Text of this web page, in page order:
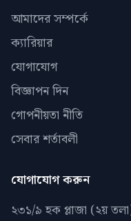
আমাদের সম্পর্কে
ক্যারিয়ার
যোগাযোগ
বিজ্ঞাপন দিন
গোপনীয়তা নীতি
সেবার শর্তাবলী
যোগাযোগ করুন
২৩১/৯ হক প্লাজা (২য়